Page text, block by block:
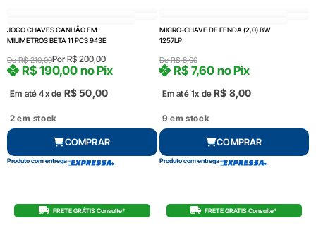
JOGO CHAVES CANHÃO EM
MILIMETROS BETA 11 PCS 943E
DeR$210,00Por R$ 200,00
Em até 4x de R$50,00
R$190,00 no Pix
2 em stock
COMPRAR
Produto com entrega
MICRO-CHAVE DE FENDA (2,0) BW
1257LP
DeR$8,00
Em até 1x de R$ 8,00
R$7,60 no Pix
9 em stock
COMPRAR
Produto com entrega
FRETE GRÁTIS Consulte* FRETE GRÁTIS Consulte*